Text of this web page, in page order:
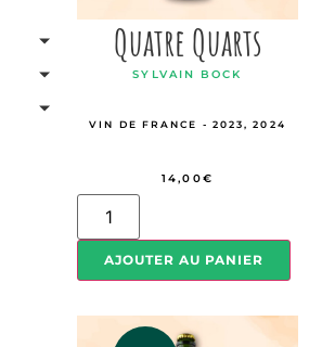
Quatre Quarts
SYLVAIN BOCK
VIN DE FRANCE - 2023, 2024
14,00€
AJOUTER AU PANIER